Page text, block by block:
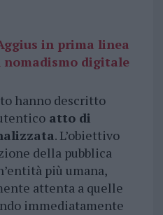
in prima linea
nomadismo digitale
hanno descritto
atto di
. L’obiettivo
della pubblica
più umana,
attenta a quelle
immediatamente